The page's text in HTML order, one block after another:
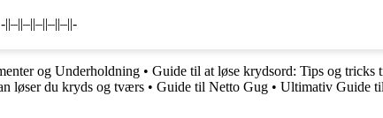
og Underholdning • Guide til at løse krydsord: Tips og tricks
løser du kryds og tværs • Guide til Netto Gug • Ultimativ Guide